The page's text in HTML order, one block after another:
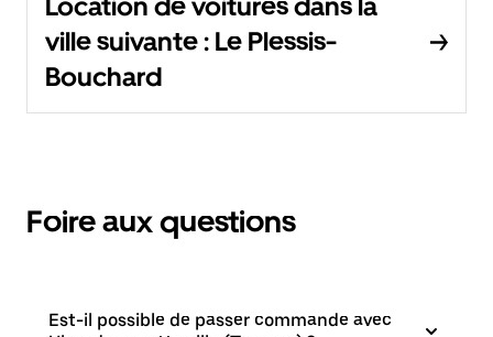
ville suivante : Le Plessis-
Bouchard
Foire aux questions
Est-il possible de passer commande avec